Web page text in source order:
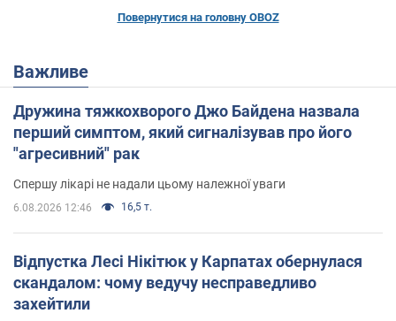
Повернутися на головну OBOZ
Важливе
Дружина тяжкохворого Джо Байдена назвала
перший симптом, який сигналізував про його
"агресивний" рак
Спершу лікарі не надали цьому належної уваги
6.08.2026 12:46 16,5 т.
Відпустка Лесі Нікітюк у Карпатах обернулася
скандалом: чому ведучу несправедливо
захейтили